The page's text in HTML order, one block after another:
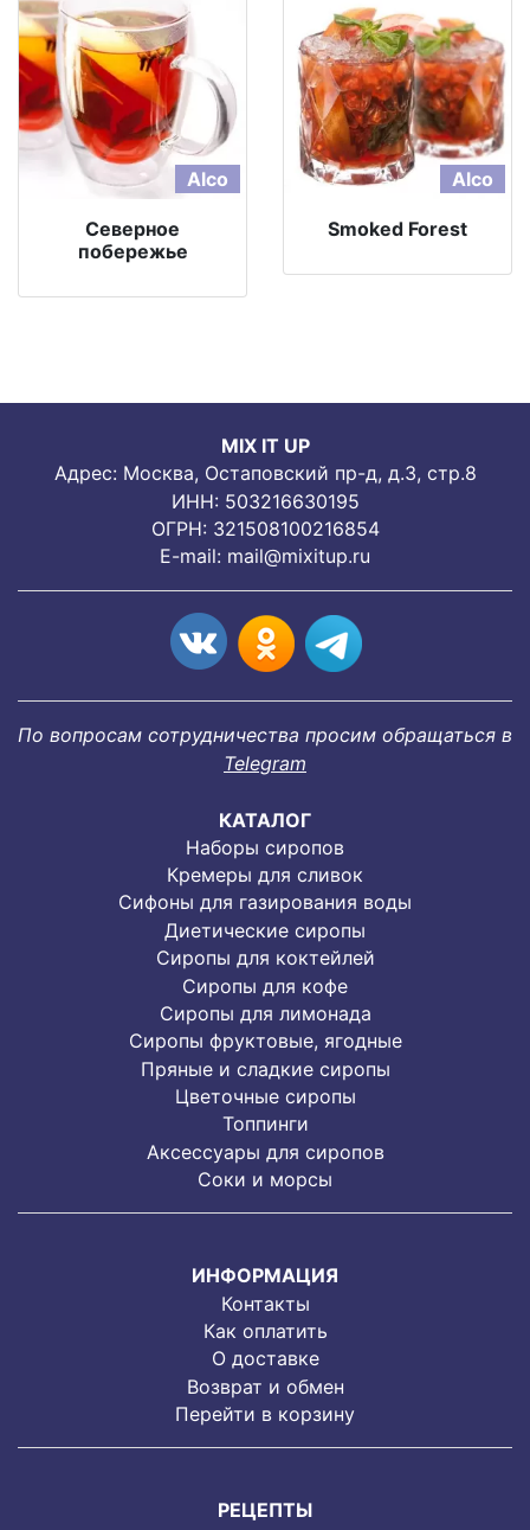
Alco
Северное
побережье
Alco
Smoked Forest
MIX IT UP
Адрес: Москва, Остаповский пр-д, д.3, стр.8
ИНН: 503216630195
ОГРН: 321508100216854
E-mail: mail@mixitup.ru
По вопросам сотрудничества просим обращаться в
Telegram
КАТАЛОГ
Наборы сиропов
Кремеры для сливок
Сифоны для газирования воды
Диетические сиропы
Сиропы для коктейлей
Сиропы для кофе
Сиропы для лимонада
Cиропы фруктовые, ягодные
Пряные и сладкие сиропы
Цветочные сиропы
Топпинги
Аксессуары для сиропов
Соки и морсы
ИНФОРМАЦИЯ
Контакты
Как оплатить
О доставке
Возврат и обмен
Перейти в корзину
РЕЦЕПТЫ